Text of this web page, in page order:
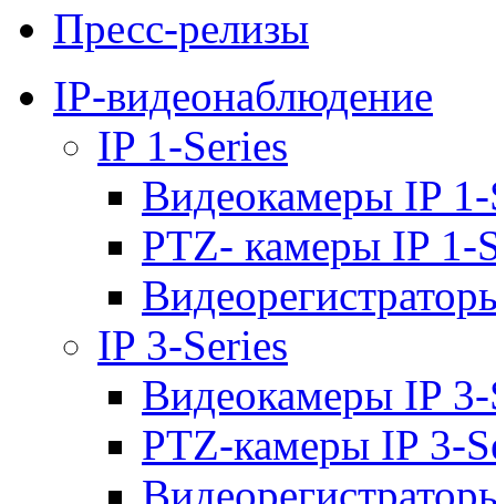
Пресс-релизы
IP-видеонаблюдение
IP 1-Series
Видеокамеры IP 1-
PTZ- камеры IP 1-
IP 3-Series
Видеокамеры IP 3-
PTZ-камеры IP 3-